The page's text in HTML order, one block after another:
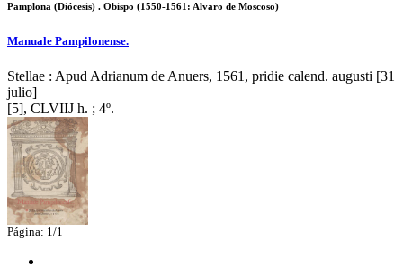
Pamplona (Diócesis) . Obispo (1550-1561: Alvaro de Moscoso)
Manuale Pampilonense.
Stellae : Apud Adrianum de Anuers, 1561, pridie calend. augusti [31
julio]
[5], CLVIIJ h. ; 4º.
Página: 1/1